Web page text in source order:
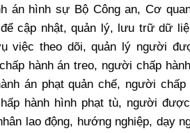
án hình sự Bộ Công an, Cơ
để cập nhật, quản lý, lưu trữ dữ
việc theo dõi, quản lý người
hành án treo, người chấp
án phạt quản chế, người
hành hình phạt tù, người
lao động, hướng nghiệp, dạy